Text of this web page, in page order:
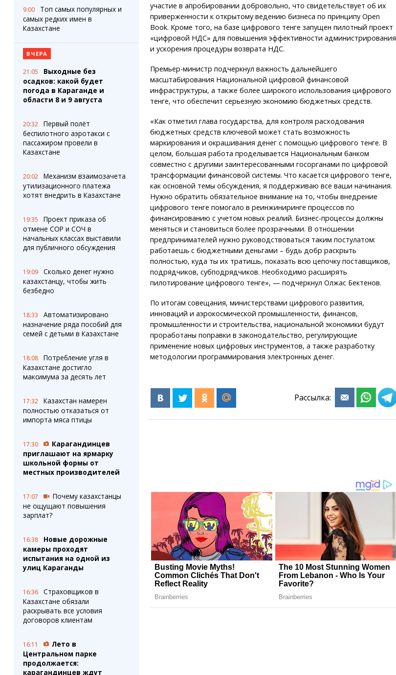
9:00
Топ самых популярных и
самых редких имен в
Казахстане
ВЧЕРА
21:05
Выходные без
осадков: какой будет
погода в Караганде и
области 8 и 9 августа
20:32
Первый полёт
беспилотного аэротакси с
пассажиром провели в
Казахстане
20:02
Механизм взаимозачета
утилизационного платежа
хотят внедрить в Казахстане
19:35
Проект приказа об
отмене СОР и СОЧ в
начальных классах выставили
для публичного обсуждения
19:09
Сколько денег нужно
казахстанцу, чтобы жить
безбедно
18:33
Автоматизировано
назначение ряда пособий для
семей с детьми в Казахстане
18:08
Потребление угля в
Казахстане достигло
максимума за десять лет
17:32
Казахстан намерен
полностью отказаться от
импорта мяса птицы
17:30
Карагандинцев
приглашают на ярмарку
школьной формы от
местных производителей
17:07
Почему казахстанцы
не ощущают повышения
зарплат?
16:38
Новые дорожные
камеры проходят
испытания на одной из
улиц Караганды
16:36
Страховщиков в
Казахстане обязали
раскрывать все условия
договоров клиентам
16:11
Лето в
Центральном парке
продолжается:
карагандинцев ждут
участие в апробировании добровольно, что свидетельствует об их
приверженности к открытому ведению бизнеса по принципу Open
Book. Кроме того, на базе цифрового тенге запущен пилотный проект
«цифровой НДС» для повышения эффективности администрирования
и ускорения процедуры возврата НДС.
Премьер-министр подчеркнул важность дальнейшего
масштабирования Национальной цифровой финансовой
инфраструктуры, а также более широкого использования цифрового
тенге, что обеспечит серьезную экономию бюджетных средств.
«Как отметил глава государства, для контроля расходования
бюджетных средств ключевой может стать возможность
маркирования и окрашивания денег с помощью цифрового тенге. В
целом, большая работа проделывается Национальным банком
совместно с другими заинтересованными госорганами по цифровой
трансформации финансовой системы. Что касается цифрового тенге,
как основной темы обсуждения, я поддерживаю все ваши начинания.
Нужно обратить обязательное внимание на то, чтобы внедрение
цифрового тенге помогало в реинжиниринге процессов по
финансированию с учетом новых реалий. Бизнес-процессы должны
меняться и становиться более прозрачными. В отношении
предпринимателей нужно руководствоваться таким постулатом:
работаешь с бюджетными деньгами – будь добр раскрыть
полностью, куда ты их тратишь, показать всю цепочку поставщиков,
подрядчиков, субподрядчиков. Необходимо расширять
пилотирование цифрового тенге», — подчеркнул Олжас Бектенов.
По итогам совещания, министерствами цифрового развития,
инноваций и аэрокосмической промышленности, финансов,
промышленности и строительства, национальной экономики будут
проработаны поправки в законодательство, регулирующие
применение новых цифровых инструментов, а также разработку
методологии программирования электронных денег.
Рассылка: